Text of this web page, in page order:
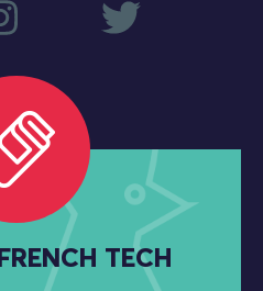
FRENCH TECH